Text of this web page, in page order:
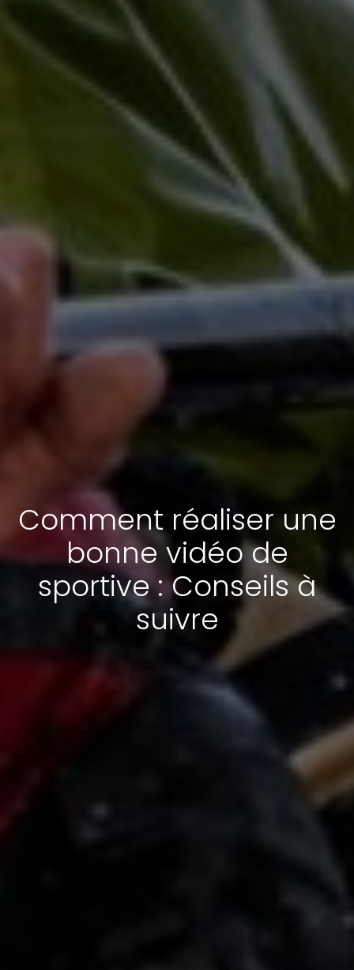
Comment réaliser une
bonne vidéo de
sportive : Conseils à
suivre